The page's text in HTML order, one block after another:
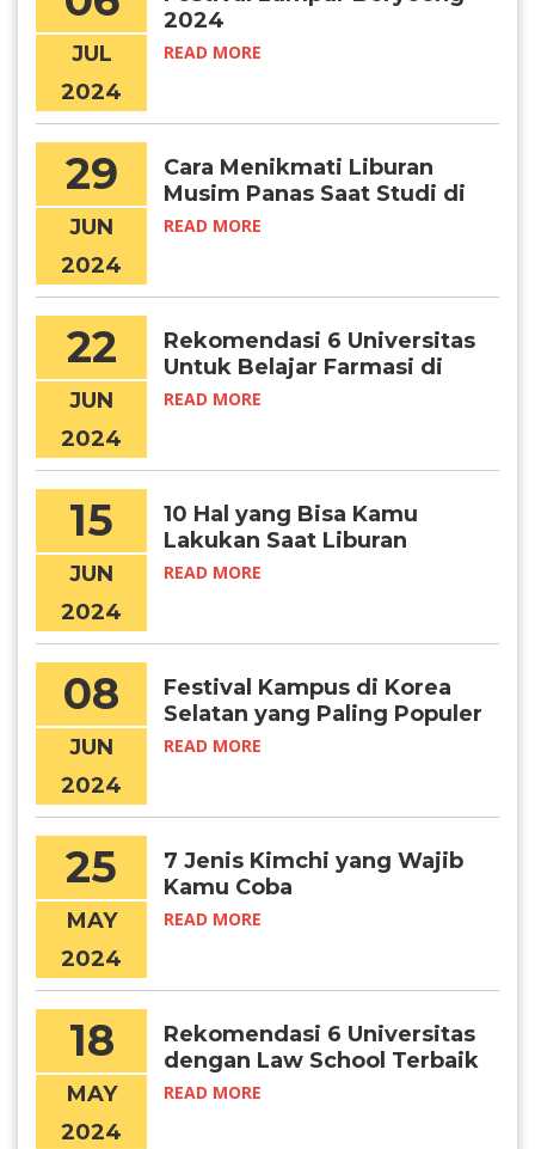
JUL
2024
2024
READ MORE
29
JUN
2024
Cara Menikmati Liburan
Musim Panas Saat Studi di
Korea
READ MORE
22
JUN
2024
Rekomendasi 6 Universitas
Untuk Belajar Farmasi di
Korea
READ MORE
15
JUN
2024
10 Hal yang Bisa Kamu
Lakukan Saat Liburan
Musim Panas di Korea
READ MORE
08
JUN
2024
Festival Kampus di Korea
Selatan yang Paling Populer
READ MORE
25
MAY
2024
7 Jenis Kimchi yang Wajib
Kamu Coba
READ MORE
18
MAY
2024
Rekomendasi 6 Universitas
dengan Law School Terbaik
di Korea
READ MORE